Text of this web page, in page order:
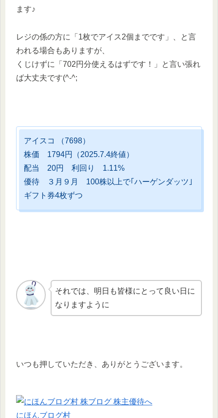
ます♪
レジの係の方に「1枚でアイス2個までです」、と言
われる場合もありますが、
くじけずに「702円分使えるはずです！」と言い張れ
ば大丈夫です(^-^;
アイスコ （7698）
株価 1794円（2025.7.4終値）
配当 20円 利回り 1.11%
優待 ３月９月 100株以上で｢ハーゲンダッツ｣
ギフト券4枚ずつ
それでは、明日も皆様にとって良い日に
なりますように
いつも押していただき、ありがとうございます。
にほんブログ村